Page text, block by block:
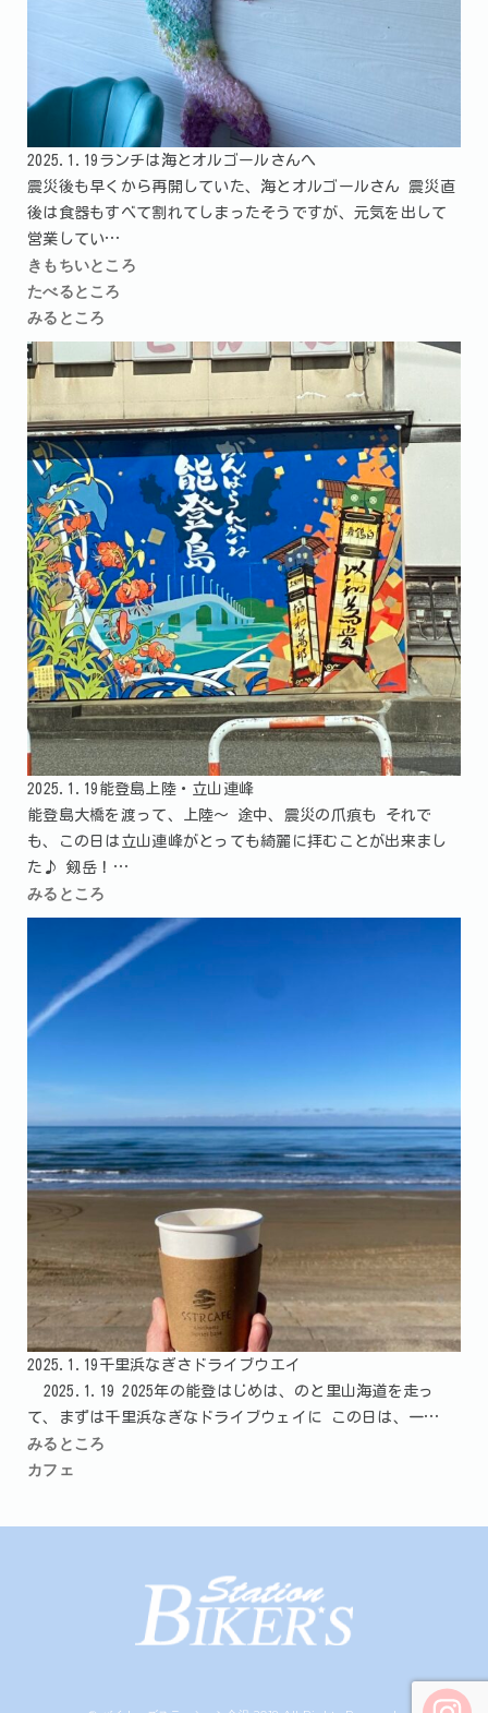
2025.1.19ランチは海とオルゴールさんへ
震災後も早くから再開していた、海とオルゴールさん 震災直
後は食器もすべて割れてしまったそうですが、元気を出して
営業してい…
きもちいところ
たべるところ
みるところ
2025.1.19能登島上陸・立山連峰
能登島大橋を渡って、上陸～ 途中、震災の爪痕も それで
も、この日は立山連峰がとっても綺麗に拝むことが出来まし
た♪ 剱岳！…
みるところ
2025.1.19千里浜なぎさドライブウエイ
2025.1.19 2025年の能登はじめは、のと里山海道を走っ
て、まずは千里浜なぎなドライブウェイに この日は、一…
みるところ
カフェ